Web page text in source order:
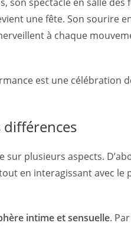
une fête. Son sourire
à chaque
est une célébration
différences
plusieurs aspects.
en interagissant avec le
intime et sensuelle.